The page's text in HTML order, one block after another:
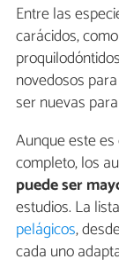
Entre las
carácidos, como
novedosos
ser nuevas
Aunque este
completo, los
puede ser
estudios. La
pelágicos,
cada uno